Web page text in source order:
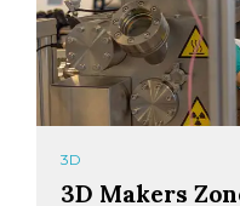
3D
3D Makers